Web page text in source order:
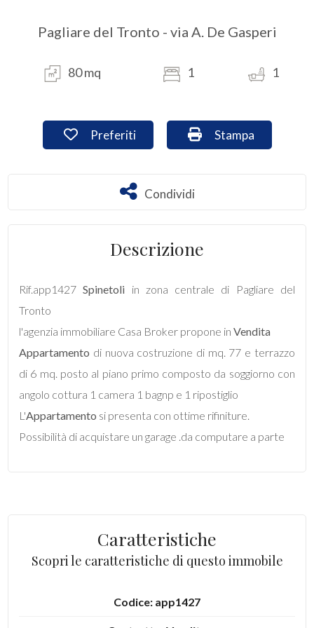
Pagliare del Tronto - via A. De Gasperi
80 mq 1 1
Preferiti: Cod. app1427
Preferiti Stampa: Cod.
Stampa
Condividi
Condividi
Descrizione
Rif.app1427Spinetoli in zona centrale di Pagliare del
Tronto
l'agenzia immobiliare Casa Broker propone inVendita
Appartamento di nuova costruzione di mq. 77 e terrazzo
di 6 mq. posto al piano primo composto da soggiorno con
angolo cottura 1 camera 1 bagnp e 1 ripostiglio
L'Appartamento si presenta con ottime rifiniture.
Possibilità di acquistare un garage .da computare a parte
Caratteristiche
Scopri le caratteristiche di questo immobile
Codice: app1427
Provincia
Comune
Residenziali
Commerciali